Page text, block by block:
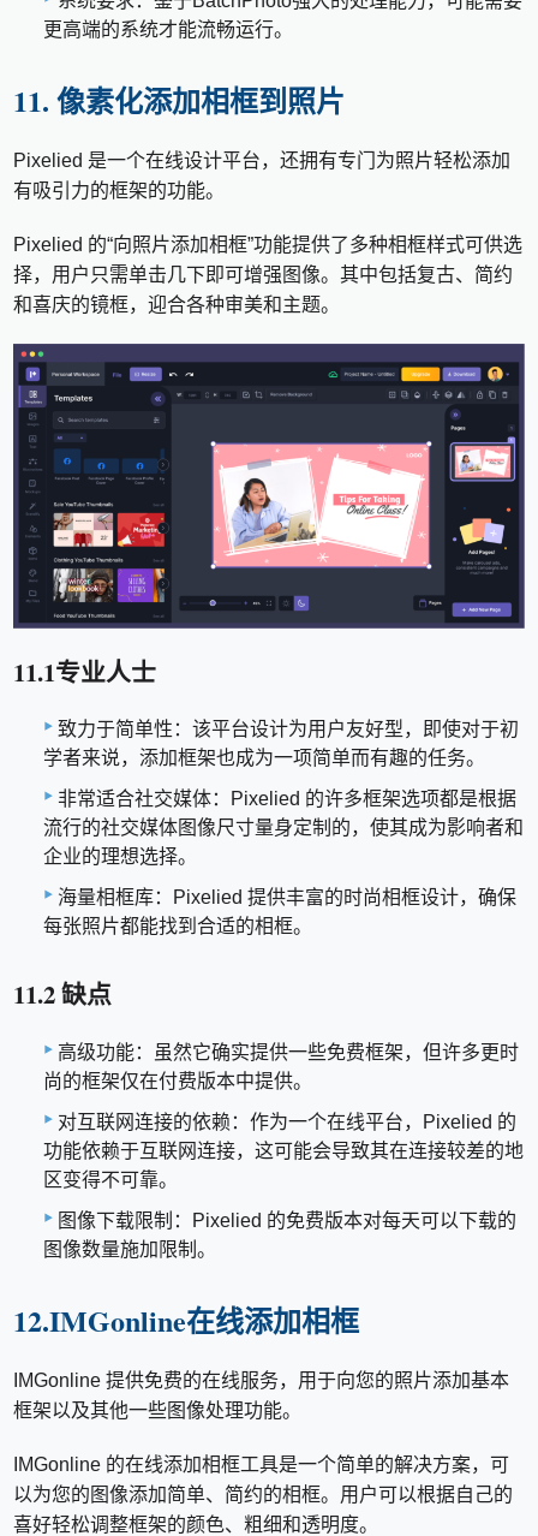
更高端的系统才能流畅运行。
11. 像素化添加相框到照片
Pixelied 是一个在线设计平台，还拥有专门为照片轻松添加
有吸引力的框架的功能。
Pixelied 的“向照片添加相框”功能提供了多种相框样式可供选
择，用户只需单击几下即可增强图像。其中包括复古、简约
和喜庆的镜框，迎合各种审美和主题。
11.1专业人士
致力于简单性：该平台设计为用户友好型，即使对于初
学者来说，添加框架也成为一项简单而有趣的任务。
非常适合社交媒体：Pixelied 的许多框架选项都是根据
流行的社交媒体图像尺寸量身定制的，使其成为影响者和
企业的理想选择。
海量相框库：Pixelied 提供丰富的时尚相框设计，确保
每张照片都能找到合适的相框。
11.2 缺点
高级功能：虽然它确实提供一些免费框架，但许多更时
尚的框架仅在付费版本中提供。
对互联网连接的依赖：作为一个在线平台，Pixelied 的
功能依赖于互联网连接，这可能会导致其在连接较差的地
区变得不可靠。
图像下载限制：Pixelied 的免费版本对每天可以下载的
图像数量施加限制。
12.IMGonline在线添加相框
IMGonline 提供免费的在线服务，用于向您的照片添加基本
框架以及其他一些图像处理功能。
IMGonline 的在线添加相框工具是一个简单的解决方案，可
以为您的图像添加简单、简约的相框。用户可以根据自己的
喜好轻松调整框架的颜色、粗细和透明度。